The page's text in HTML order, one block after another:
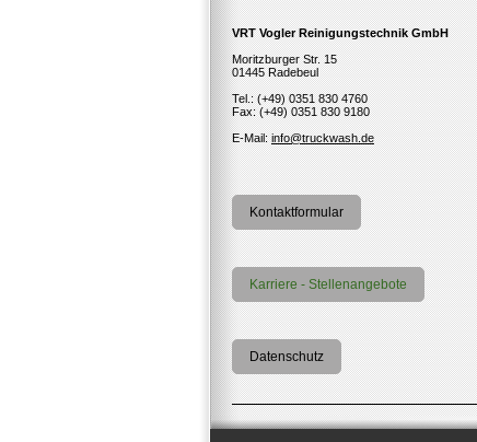
VRT Vogler Reinigungstechnik GmbH
Moritzburger Str. 15
01445 Radebeul
Tel.: (+49) 0351 830 4760
Fax: (+49) 0351 830 9180
E-Mail:info@truckwash.de
Kontaktformular
Karriere - Stellenangebote
Datenschutz